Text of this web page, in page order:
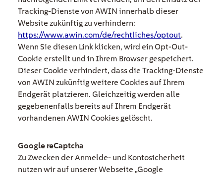
Tracking-Dienste von AWIN innerhalb dieser
Website zukünftig zu verhindern:
https://www.awin.com/de/rechtliches/optout.
Wenn Sie diesen Link klicken, wird ein Opt-Out-
Cookie erstellt und in Ihrem Browser gespeichert.
Dieser Cookie verhindert, dass die Tracking-Dienste
von AWIN zukünftig weitere Cookies auf Ihrem
Endgerät platzieren. Gleichzeitig werden alle
gegebenenfalls bereits auf Ihrem Endgerät
vorhandenen AWIN Cookies gelöscht.
Google reCaptcha
Zu Zwecken der Anmelde- und Kontosicherheit
nutzen wir auf unserer Webseite „Google